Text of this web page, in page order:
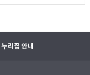
누리집 안내